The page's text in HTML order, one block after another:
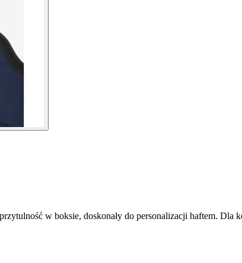
w boksie, doskonały do personalizacji haftem. Dla